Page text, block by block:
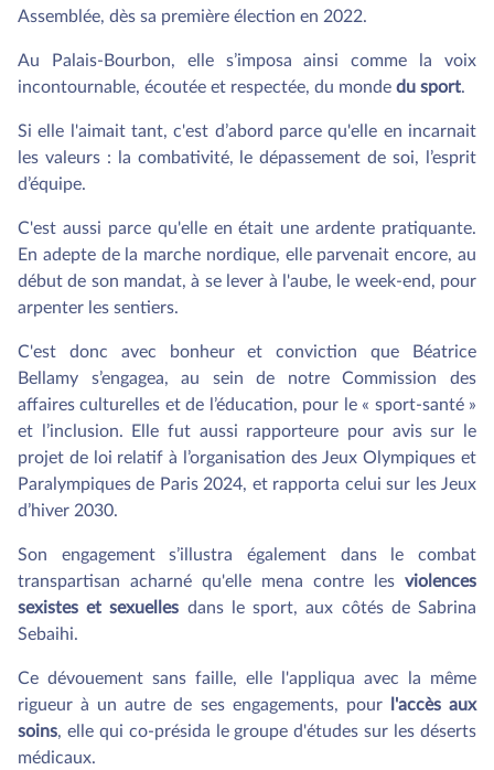
Assemblée, dès sa première élection en 2022.
Au Palais-Bourbon, elle s’imposa ainsi comme la voix
incontournable, écoutée et respectée, du monde du sport.
Si elle l'aimait tant, c'est d’abord parce qu'elle en incarnait
les valeurs : la combativité, le dépassement de soi, l’esprit
d’équipe.
C'est aussi parce qu'elle en était une ardente pratiquante.
En adepte de la marche nordique, elle parvenait encore, au
début de son mandat, à se lever à l'aube, le week-end, pour
arpenter les sentiers.
C'est donc avec bonheur et conviction que Béatrice
Bellamy s’engagea, au sein de notre Commission des
affaires culturelles et de l’éducation, pour le « sport-santé »
et l’inclusion. Elle fut aussi rapporteure pour avis sur le
projet de loi relatif à l’organisation des Jeux Olympiques et
Paralympiques de Paris 2024, et rapporta celui sur les Jeux
d’hiver 2030.
Son engagement s’illustra également dans le combat
transpartisan acharné qu'elle mena contre les violences
sexistes et sexuelles dans le sport, aux côtés de Sabrina
Sebaihi.
Ce dévouement sans faille, elle l'appliqua avec la même
rigueur à un autre de ses engagements, pour
l'accès aux
soins, elle qui co-présida le groupe d'études sur les déserts
médicaux.